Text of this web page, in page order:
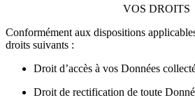
VOS DROITS
Conformément aux dispositions
droits suivants :
Droit d’accès à vos Données
Droit de rectification de toute